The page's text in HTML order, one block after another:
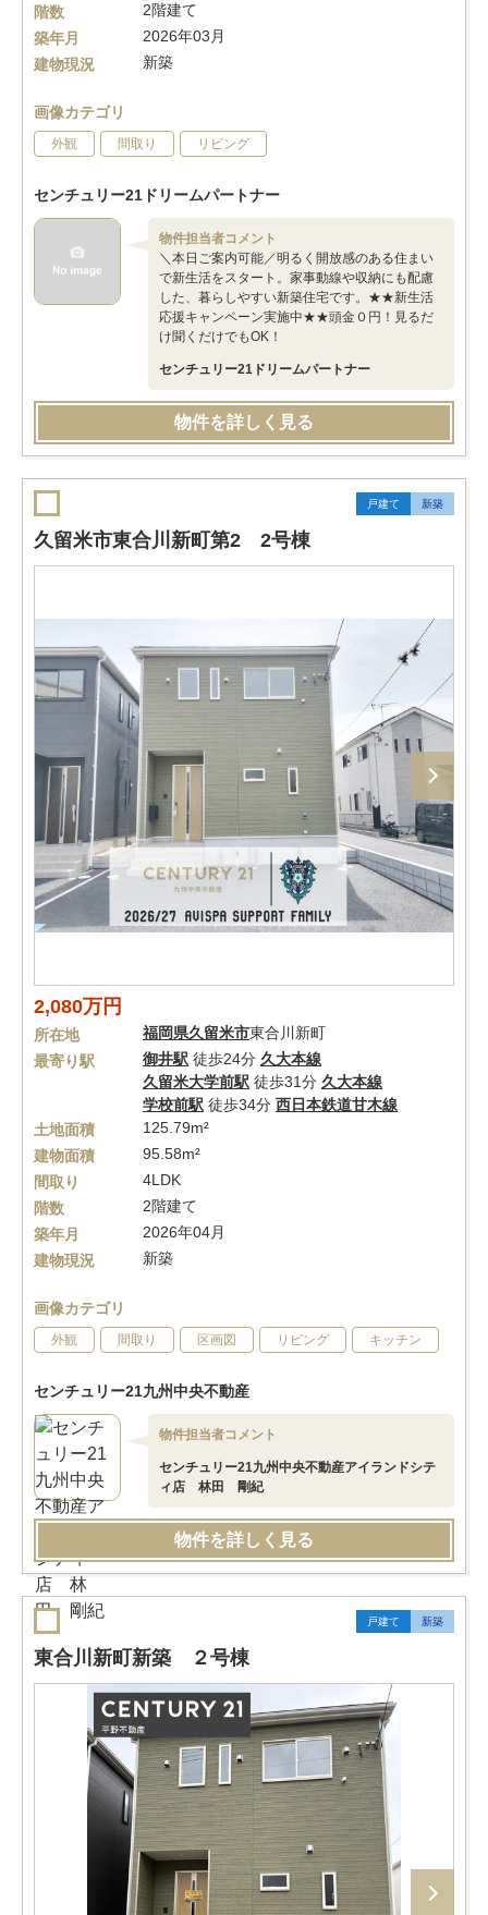
階数
2階建て
築年月
2026年03月
建物現況
新築
画像カテゴリ
外観 間取り リビング
センチュリー21ドリームパートナー
物件担当者コメント
＼本日ご案内可能／明るく開放感のある住まい
で新生活をスタート。家事動線や収納にも配慮
した、暮らしやすい新築住宅です。★★新生活
応援キャンペーン実施中★★頭金０円！見るだ
け聞くだけでもOK！
センチュリー21ドリームパートナー
物件を詳しく見る
戸建て 新築
久留米市東合川新町第2 2号棟
2,080万円
所在地 福岡県久留米市東合川新町
最寄り駅
御井駅 徒歩24分 久大本線
久留米大学前駅 徒歩31分 久大本線
学校前駅 徒歩34分 西日本鉄道甘木線
土地面積
125.79m²
建物面積
95.58m²
間取り
4LDK
階数
2階建て
築年月
2026年04月
建物現況
新築
画像カテゴリ
外観 間取り 区画図 リビング キッチン
センチュリー21九州中央不動産
物件担当者コメント
センチュリー21九州中央不動産アイランドシテ
ィ店 林田 剛紀
物件を詳しく見る
戸建て 新築
東合川新町新築 ２号棟